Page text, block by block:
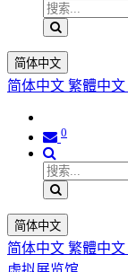
简体中文
简体中文 繁體中文
0
简体中文
简体中文 繁體中文